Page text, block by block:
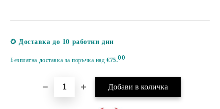
✪ Доставка до 10 работни дни
Безплатна доставка за поръчка над€75.00